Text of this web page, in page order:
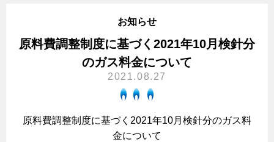
料金表
ご請求とお支払いについて
口座振替によるお支払い
設備別に比較する
ガスコンロとIHクッキングヒーターの比較
調理性
オススメの商品一覧
キッチンをリフォーム
お知らせ
原料費調整制度に基づく2021年10月検針分
のガス料金について
2021.08.27
原料費調整制度に基づく2021年10月検針分のガス料
金について